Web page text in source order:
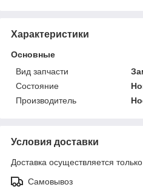
Характеристики
Основные
Вид запчасти
Состояние
Производитель
Условия доставки
Доставка осуществляется
Самовывоз